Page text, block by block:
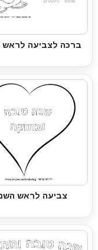
ברכה לצביעה לראש
צביעה לראש